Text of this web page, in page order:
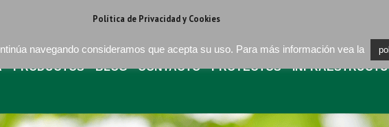
PRODUCTOS BLOG CONTACTO PROYECTOS
Política de Privacidad y Cookies
navegando consideramos que acepta su uso. Para más información vea la